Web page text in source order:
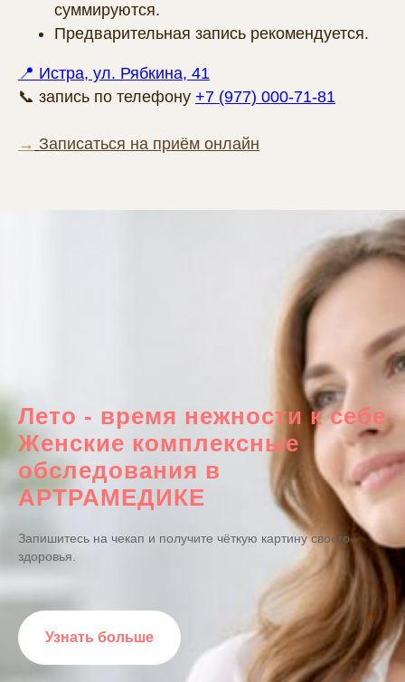
суммируются.
Предварительная запись рекомендуется.
📍 Истра, ул. Рябкина, 41
📞 запись по телефону +7 (977) 000-71-81
→ Записаться на приём онлайн
Лето - время нежности к себе
Женские комплексные
обследования в
АРТРАМЕДИКЕ
Запишитесь на чекап и получите чёткую картину своего
здоровья.
Узнать больше